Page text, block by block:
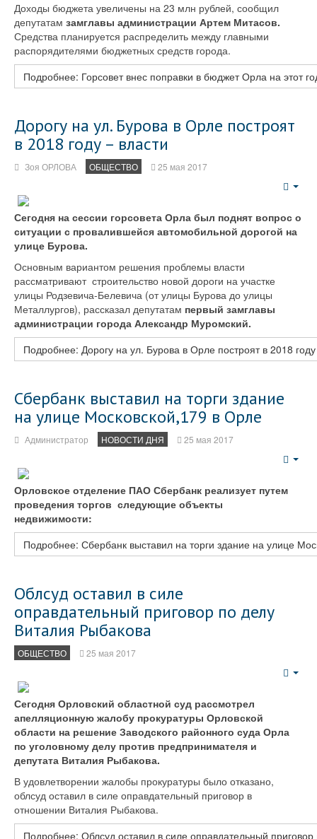
Доходы бюджета увеличены на 23 млн рублей, сообщил
депутатам замглавы администрации Артем Митасов.
Средства планируется распределить между главными
распорядителями бюджетных средств города.
Подробнее: Горсовет внес поправки в бюджет Орла на этот
Дорогу на ул. Бурова в Орле построят
в 2018 году – власти
Зоя ОРЛОВА ОБЩЕСТВО 25 мая 2017
Сегодня на сессии горсовета Орла был поднят вопрос о
ситуации с провалившейся автомобильной дорогой на
улице Бурова.
Основным вариантом решения проблемы власти
рассматривают строительство новой дороги на участке
улицы Родзевича-Белевича (от улицы Бурова до улицы
Металлургов), рассказал депутатам первый замглавы
администрации города Александр Муромский.
Подробнее: Дорогу на ул. Бурова в Орле построят в 2018
Сбербанк выставил на торги здание
на улице Московской,179 в Орле
Администратор НОВОСТИ ДНЯ 25 мая 2017
Орловское отделение ПАО Сбербанк реализует путем
проведения торгов следующие объекты
недвижимости:
Подробнее: Сбербанк выставил на торги здание на улице
Облсуд оставил в силе
оправдательный приговор по делу
Виталия Рыбакова
ОБЩЕСТВО 25 мая 2017
Сегодня Орловский областной суд рассмотрел
апелляционную жалобу прокуратуры Орловской
области на решение Заводского районного суда Орла
по уголовному делу против предпринимателя и
депутата Виталия Рыбакова.
В удовлетворении жалобы прокуратуры было отказано,
облсуд оставил в силе оправдательный приговор в
отношении Виталия Рыбакова.
Подробнее: Облсуд оставил в силе оправдательный